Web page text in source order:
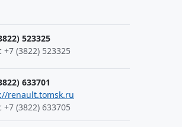
523325
+7 (3822) 523325
633701
renault.tomsk.ru
+7 (3822) 633705